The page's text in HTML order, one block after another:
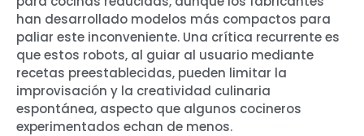
han desarrollado modelos más compactos para
paliar este inconveniente. Una crítica recurrente es
que estos robots, al guiar al usuario mediante
recetas preestablecidas, pueden limitar la
improvisación y la creatividad culinaria
espontánea, aspecto que algunos cocineros
experimentados echan de menos.